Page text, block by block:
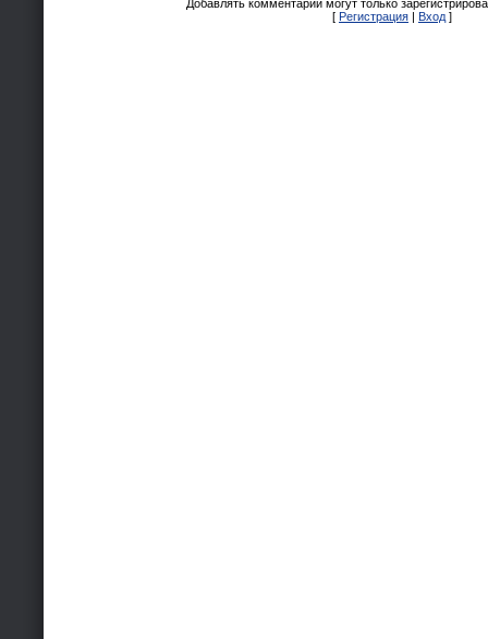
Добавлять комментарии могут только
[ Регистрация | Вход ]